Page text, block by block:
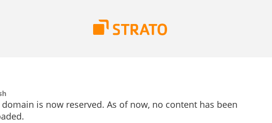
domain is now reserved. As of now, no content has been